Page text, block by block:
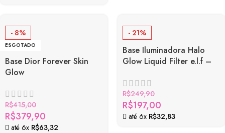
- 8%
ESGOTADO
Base Dior Forever Skin
Glow
R$415,00
R$379,90
até 6x R$63,32
- 21%
Base Iluminadora Halo
Glow Liquid Filter e.l.f –
Luminosidade com Efeito
Glow Natural
R$249,90
R$197,00
até 6x R$32,83